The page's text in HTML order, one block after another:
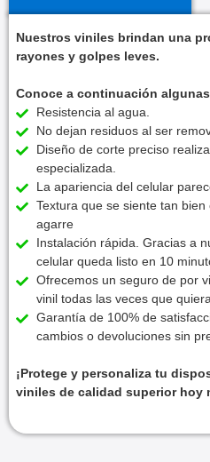
Nuestros viniles brindan una
rayones y golpes leves.
Conoce a continuación
Resistencia al agua.
No dejan residuos al ser
Diseño de corte preciso
especializada.
La apariencia del celular
Textura que se siente tan
agarre
Instalación rápida. Gracias a
celular queda listo en 10
Ofrecemos un seguro de por
vinil todas las veces que
Garantía de 100% de
cambios o devoluciones sin
¡Protege y personaliza tu
viniles de calidad superior hoy